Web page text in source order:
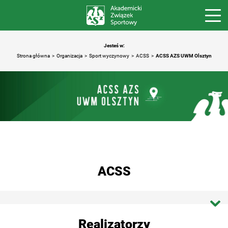
Jesteś w:
Strona główna
Organizacja Sport wyczynowy ACSS ACSS AZS UWM Olsztyn
ACSS
Realizatorzy